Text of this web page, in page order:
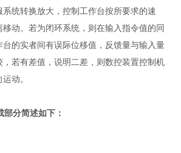
统转换放大，控制工作台按所要求的速
动。若为闭环系统，则在输入指令值的同
的实者间有误际位移值，反馈量与输入量
若有差值，说明二差，则数控装置控制机
动。
分简述如下：